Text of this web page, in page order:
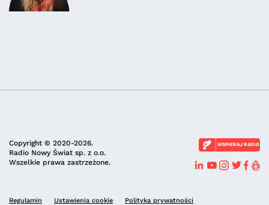
Copyright © 2020-2026.
Radio Nowy Świat sp. z o.o.
Wszelkie prawa zastrzeżone.
WSPIERAJ RADIO
Regulamin Ustawienia cookie Polityka prywatności